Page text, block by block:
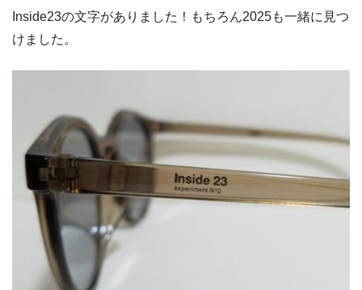
Inside23の文字がありました！もちろん2025も一緒に見つ
けました。